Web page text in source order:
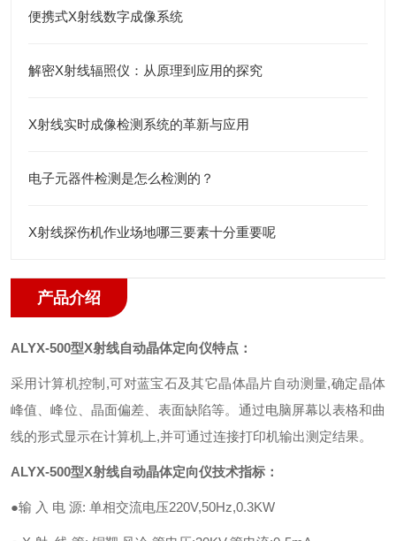
便携式X射线数字成像系统
解密X射线辐照仪：从原理到应用的探究
X射线实时成像检测系统的革新与应用
电子元器件检测是怎么检测的？
X射线探伤机作业场地哪三要素十分重要呢
产品介绍
ALYX-500型X射线自动晶体定向仪特点：
采用计算机控制,可对蓝宝石及其它晶体晶片自动测量,确定晶体
峰值、峰位、晶面偏差、表面缺陷等。通过电脑屏幕以表格和曲
线的形式显示在计算机上,并可通过连接打印机输出测定结果。
ALYX-500型X射线自动晶体定向仪技术指标：
●输 入 电 源: 单相交流电压220V,50Hz,0.3KW